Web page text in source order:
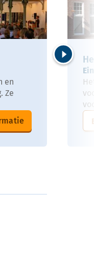
en
Ze
Volgende